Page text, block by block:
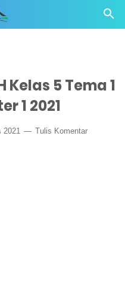
Kelas 5 Tema 1
1 2021
2021 Tulis Komentar